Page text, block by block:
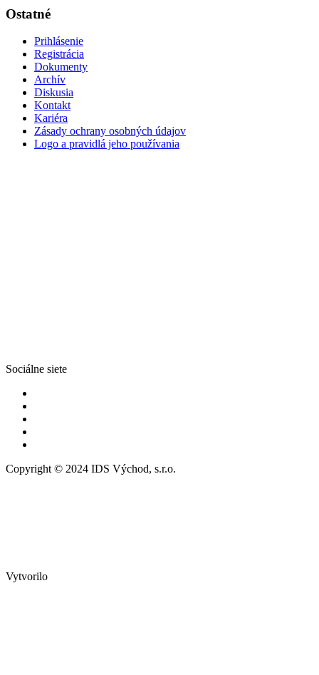
Ostatné
Prihlásenie
Registrácia
Dokumenty
Archív
Diskusia
Kontakt
Kariéra
Zásady ochrany osobných údajov
Logo a pravidlá jeho používania
Sociálne siete
Copyright © 2024 IDS Východ, s.r.o.
Vytvorilo